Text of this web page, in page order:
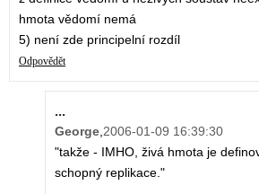
hmota vědomí nemá
5) není zde principelní rozdíl
Odpovědět
...
George,2006-01-09 16:39:30
"takže - IMHO, živá hmota je
schopný replikace."